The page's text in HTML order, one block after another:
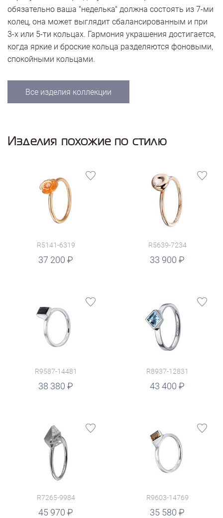
обязательно ваша "неделька" должна состоять из 7-ми
колец, она может выглядит сбалансированным и при
3-х или 5-ти кольцах. Гармония украшения достигается,
когда яркие и броские кольца разделяются фоновыми,
спокойными кольцами.
Все изделия коллекции
Изделия похожие по стилю
R5141-6319
37 200
R5639-7234
33 900
R9587-14481
38 380
R8937-12831
43 400
R7265-9984
45 970
R9603-14769
35 580